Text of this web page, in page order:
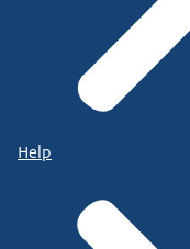
Help